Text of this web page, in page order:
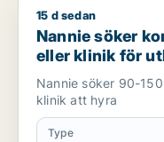
Nannie söker
15 d sedan
Nannie söker
eller klinik för
Innerstad,
m.fl.
Nannie söker 90-
klinik att hyra
Type